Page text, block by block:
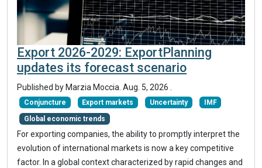
Export 2026-2029: ExportPlanning
updates its forecast scenario
Published byMarzia Moccia Aug. 5, 2026
Conjuncture Export markets Uncertainty IMF
Global economic trends
For exporting companies, the ability to promptly interpret the
evolution of international markets is now a key competitive
factor. In a global context characterized by rapid changes and